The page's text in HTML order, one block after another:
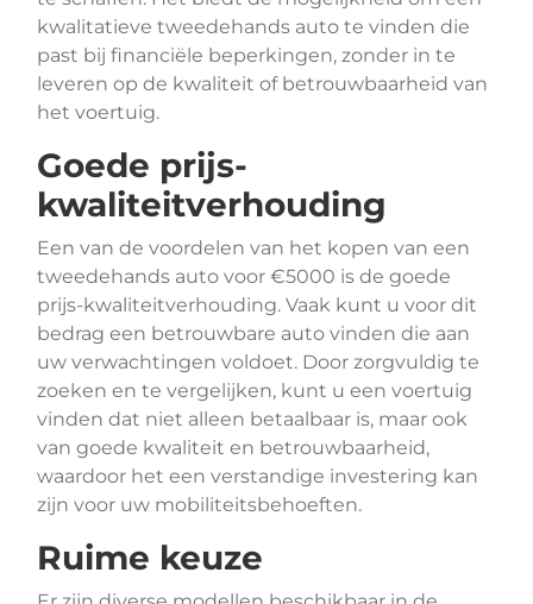
kwalitatieve tweedehands auto te vinden die
past bij financiële beperkingen, zonder in te
leveren op de kwaliteit of betrouwbaarheid van
het voertuig.
Goede prijs-
kwaliteitverhouding
Een van de voordelen van het kopen van een
tweedehands auto voor €5000 is de goede
prijs-kwaliteitverhouding. Vaak kunt u voor dit
bedrag een betrouwbare auto vinden die aan
uw verwachtingen voldoet. Door zorgvuldig te
zoeken en te vergelijken, kunt u een voertuig
vinden dat niet alleen betaalbaar is, maar ook
van goede kwaliteit en betrouwbaarheid,
waardoor het een verstandige investering kan
zijn voor uw mobiliteitsbehoeften.
Ruime keuze